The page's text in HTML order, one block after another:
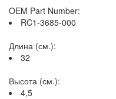
OEM Part Number:
RC1-3685-000
Длина (см.):
32
Высота (см.):
4,5